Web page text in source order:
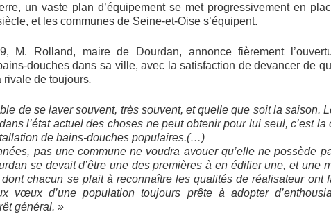
un vaste plan d’équipement se met progressivement en
et les communes de Seine-et-Oise s’équipent.
M. Rolland, maire de Dourdan, annonce fièrement
douches dans sa ville, avec la satisfaction de devancer de
rivale de toujours.
de se laver souvent, très souvent, et quelle que soit la saison.
l’état actuel des choses ne peut obtenir pour lui seul, c’est
de bains-douches populaires.(…)
pas une commune ne voudra avouer qu’elle ne possède
se devait d’être une des premières à en édifier une, et une
chacun se plait à reconnaître les qualités de réalisateur ont
vœux d’une population toujours prête à adopter
général. »